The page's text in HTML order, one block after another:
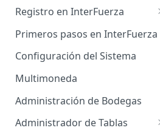
Registro en InterFuerza
Iniciar Sesión en InterFuerza
Recuperar Contraseña
Cómo pagar en línea sus
Primeros pasos en InterFuerza
Configuración del Sistema
Multimoneda
Administración de Bodegas
Administrador de Tablas